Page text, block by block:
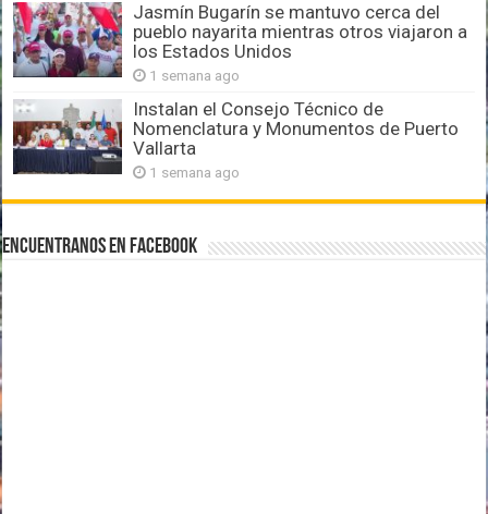
Jasmín Bugarín se mantuvo cerca del
pueblo nayarita mientras otros viajaron a
los Estados Unidos
1 semana ago
Instalan el Consejo Técnico de
Nomenclatura y Monumentos de Puerto
Vallarta
1 semana ago
Encuentranos en Facebook